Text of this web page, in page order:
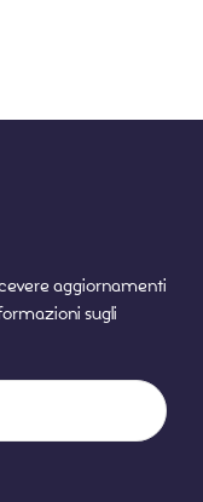
aggiornamenti
sugli